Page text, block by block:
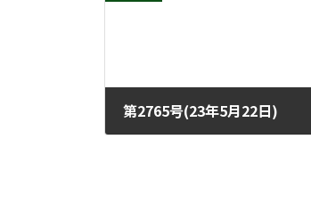
第2765号(23年5月22日)